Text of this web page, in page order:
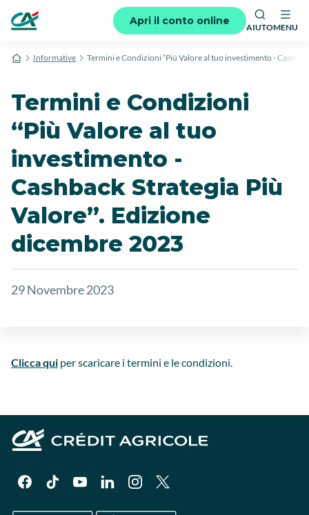
Apri il conto online
AIUTOMENU
Informative Termini e Condizioni “Più Valore al tuo investimento -
Termini e Condizioni
“Più Valore al tuo
investimento -
Cashback Strategia Più
Valore”. Edizione
dicembre 2023
29 Novembre 2023
Clicca qui per scaricare i termini e le condizioni.